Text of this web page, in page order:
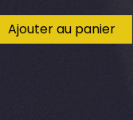
Ajouter au panier